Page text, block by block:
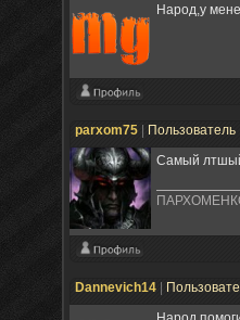
Народ,у
parxom75 Пользователь
Самый
Dannevich14